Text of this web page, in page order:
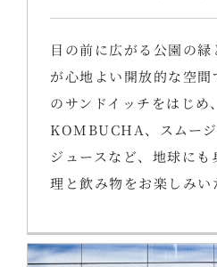
目の前に広がる公園の
が心地よい開放的な空間
のサンドイッチをはじめ
KOMBUCHA、スムー
ジュースなど、地球に
理と飲み物をお楽しみい